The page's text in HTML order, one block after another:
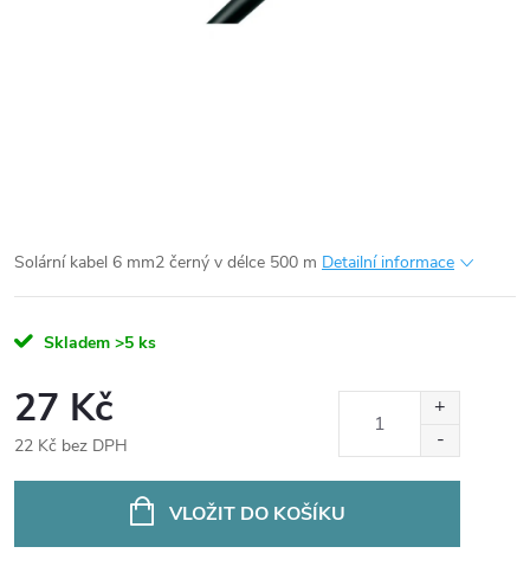
Solární kabel 6 mm2 černý v délce 500 m Detailní informace
Skladem >5 ks
27 Kč
22 Kč bez DPH
VLOŽIT DO KOŠÍKU